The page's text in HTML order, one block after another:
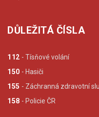
DŮLEŽITÁ ČÍSLA
112 - Tísňové volání
150 - Hasiči
155 - Záchranná zdravotní
158 - Policie ČR